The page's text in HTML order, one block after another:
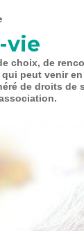
vie
choix, de
peut venir
de droits de